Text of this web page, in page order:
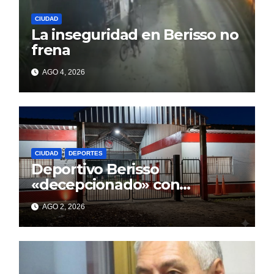
CIUDAD
La inseguridad en Berisso no
frena
AGO 4, 2026
CIUDAD DEPORTES
Deportivo Berisso
«decepcionado» con
Cagliardi y sus promesas
incumplidas
AGO 2, 2026